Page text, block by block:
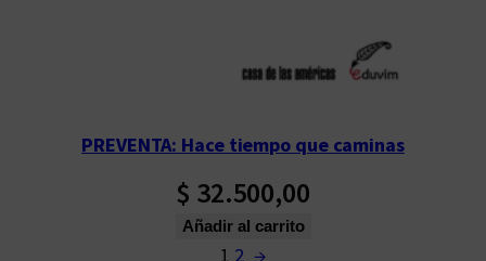
PREVENTA: Hace tiempo que caminas
$ 32.500,00
Añadir al carrito
1 2 →